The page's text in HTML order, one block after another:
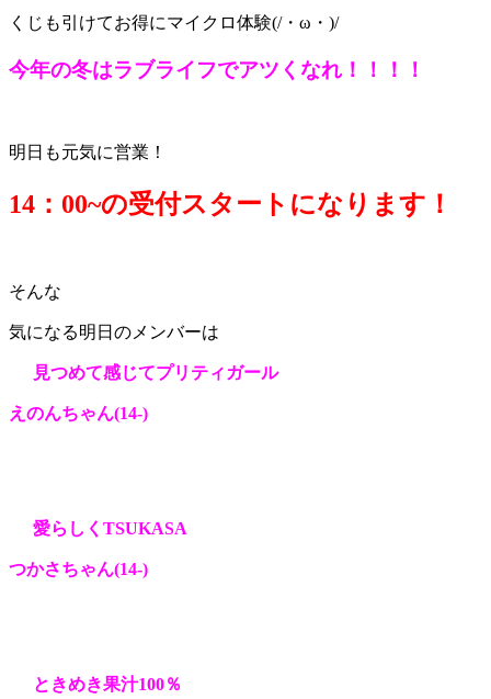
くじも引けてお得にマイクロ体験(/・ω・)/
今年の冬はラブライフでアツくなれ！！！！
明日も元気に営業！
14：00~の受付スタートになります！
そんな
気になる明日のメンバーは
見つめて感じてプリティガール
えのんちゃん(14-)
愛らしくTSUKASA
つかさちゃん(14-)
ときめき果汁100％